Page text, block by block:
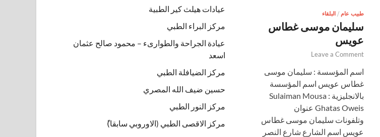
طبيب عام / البلقاء
سليمان موسى غطاس
عويس
Leave a Comment
اسم المؤسسة : سليمان موسى
غطاس عويس اسم المؤسسة
بالانجليزية : Sulaiman Mousa
Ghatas Oweis عنوان
وتلفونات سليمان موسى غطاس
عويس اسم الشارع شارع النصر
عيادات هيلث كير الطبية
مركز البراء الطبي
عيادة الجراحة والطوارىء – محمود صالح عثمان
اسعد
مركز الضيافلة الطبي
حسين ضيف الله المصري
مركز النور الطبي
مركز الاقصى الطبي (الاوروبي سابقا)ً